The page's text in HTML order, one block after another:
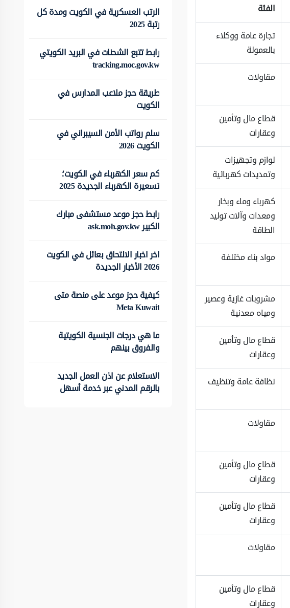
الفئة
تجارة عامة ووكلاء
بالعمولة
مقاولات
قطاع مال وتأمين
وعقارات
لوازم وتجهيزات
وتمديدات كهربائية
كهرباء وماء وبخار
ومعدات وآلات توليد
الطاقة
مواد بناء مختلفة
مشروبات غازية وعصير
ومياه معدنية
قطاع مال وتأمين
وعقارات
نظافة عامة وتنظيف
مقاولات
قطاع مال وتأمين
وعقارات
قطاع مال وتأمين
وعقارات
مقاولات
قطاع مال وتأمين
وعقارات
الرتب العسكرية في الكويت ومدة كل
رتبة 2025
رابط تتبع الشحنات في البريد الكويتي
tracking.moc.gov.kw
طريقة حجز ملاعب المدارس في
الكويت
سلم رواتب الأمن السيبراني في
الكويت 2026
كم سعر الكهرباء في الكويت؛
تسعيرة الكهرباء الجديدة 2025
رابط حجز موعد مستشفى مبارك
الكبير ask.moh.gov.kw
اخر اخبار الالتحاق بعائل في الكويت
2026 الأخبار الجديدة
كيفية حجز موعد على منصة متى
Meta Kuwait
ما هي درجات الجنسية الكويتية
والفروق بينهم
الاستعلام عن اذن العمل الجديد
بالرقم المدني عبر خدمة أسهل